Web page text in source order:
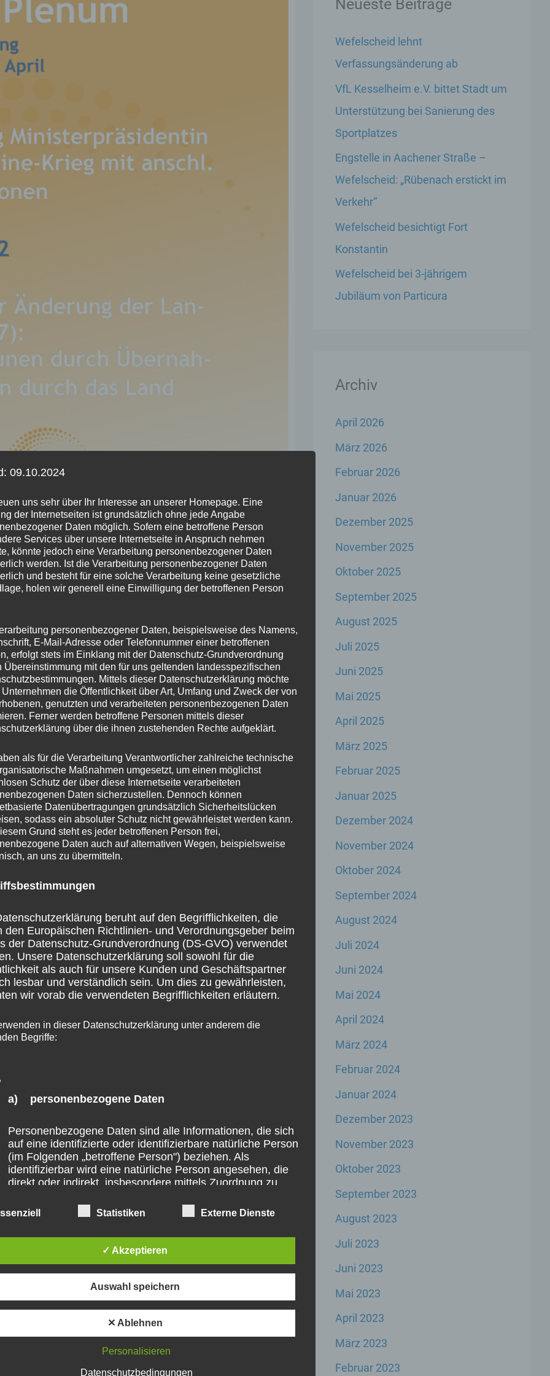
und Änderung der
rheinland-pfälzische Landtag von Mittwoch bis
Malu Dreyer mit einer
Aussprache der Fraktionen. Für die FREIE
Stephan Wefelscheid. Anschließend und in
des Landeshaushalts 2022 und eine
FDP und FREIE WÄHLER eingebrachte
hat zum Ziel, verschuldete Kommunen durch die
und die anschließende Aussprache der Fraktionen wird
live vom SWR-Fernsehen übertragen.
Neueste Beiträge
Wefelscheid lehnt
Verfassungsänderung ab
VfL Kesselheim e.V. bittet Stadt um
Unterstützung bei Sanierung des
Sportplatzes
Engstelle in Aachener Straße –
Wefelscheid: „Rübenach erstickt im
Verkehr“
Wefelscheid besichtigt Fort
Konstantin
Wefelscheid bei 3-jährigem
Jubiläum von Particura
Archiv
April 2026
März 2026
Februar 2026
Januar 2026
Dezember 2025
November 2025
Oktober 2025
September 2025
August 2025
Juli 2025
Juni 2025
Mai 2025
April 2025
März 2025
Februar 2025
Januar 2025
Dezember 2024
November 2024
Oktober 2024
September 2024
August 2024
Juli 2024
Juni 2024
Mai 2024
April 2024
März 2024
Februar 2024
Januar 2024
Dezember 2023
November 2023
Oktober 2023
September 2023
August 2023
Juli 2023
Juni 2023
Mai 2023
April 2023
März 2023
Februar 2023
09.10.2024
uns sehr über Ihr Interesse an unserer Homepage. Eine
der Internetseiten ist grundsätzlich ohne jede Angabe
Daten möglich. Sofern eine betroffene Person
Services über unsere Internetseite in Anspruch nehmen
könnte jedoch eine Verarbeitung personenbezogener Daten
werden. Ist die Verarbeitung personenbezogener Daten
und besteht für eine solche Verarbeitung keine gesetzliche
holen wir generell eine Einwilligung der betroffenen Person
personenbezogener Daten, beispielsweise des Namens,
E-Mail-Adresse oder Telefonnummer einer betroffenen
erfolgt stets im Einklang mit der Datenschutz-Grundverordnung
Übereinstimmung mit den für uns geltenden landesspezifischen
Mittels dieser Datenschutzerklärung möchte
die Öffentlichkeit über Art, Umfang und Zweck der von
genutzten und verarbeiteten personenbezogenen Daten
Ferner werden betroffene Personen mittels dieser
über die ihnen zustehenden Rechte aufgeklärt.
als für die Verarbeitung Verantwortlicher zahlreiche technische
Maßnahmen umgesetzt, um einen möglichst
Schutz der über diese Internetseite verarbeiteten
Daten sicherzustellen. Dennoch können
Datenübertragungen grundsätzlich Sicherheitslücken
sodass ein absoluter Schutz nicht gewährleistet werden kann.
Grund steht es jeder betroffenen Person frei,
Daten auch auf alternativen Wegen, beispielsweise
an uns zu übermitteln.
beruht auf den Begrifflichkeiten, die
den Europäischen Richtlinien- und Verordnungsgeber beim
der Datenschutz-Grundverordnung (DS-GVO) verwendet
Unsere Datenschutzerklärung soll sowohl für die
als auch für unsere Kunden und Geschäftspartner
lesbar und verständlich sein. Um dies zu gewährleisten,
wir vorab die verwendeten Begrifflichkeiten erläutern.
in dieser Datenschutzerklärung unter anderem die
Begriffe:
a) personenbezogene Daten
Personenbezogene Daten sind alle Informationen, die sich
auf eine identifizierte oder identifizierbare natürliche Person
(im Folgenden „betroffene Person") beziehen. Als
identifizierbar wird eine natürliche Person angesehen, die
direkt oder indirekt, insbesondere mittels Zuordnung zu
zu Standortdaten, zu einer Online-Kennung oder zu einem
physischen, physiologischen, genetischen, psychischen,
wirtschaftlichen, kulturellen oder sozialen Identität dieser
Betroffene Person ist jede identifizierte oder identifizierbare
natürliche Person, deren personenbezogene Daten von
Statistiken Externe Dienste
✓ Akzeptieren
Auswahl speichern
✕ Ablehnen
Personalisieren
Datenschutzbedingungen